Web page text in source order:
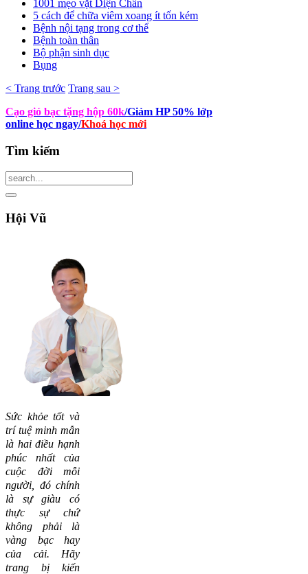
1001 mẹo vặt Diện Chẩn
5 cách để chữa viêm xoang ít tốn kém
Bệnh nội tạng trong cơ thể
Bệnh toàn thân
Bộ phận sinh dục
Bụng
< Trang trước Trang sau >
Cạo gió bạc tặng hộp 60k/Giảm HP 50% lớp
online học ngay/Khoá học mới
Tìm kiếm
Hội Vũ
Sức khỏe tốt và
trí tuệ minh mẫn
là hai điều hạnh
phúc nhất của
cuộc đời mỗi
người, đó chính
là sự giàu có
thực sự chứ
không phải là
vàng bạc hay
của cải. Hãy
trang bị kiến